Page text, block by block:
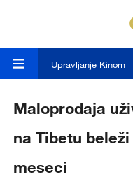
Upravljanje Kinom
Maloprodaja
na Tibetu
meseci